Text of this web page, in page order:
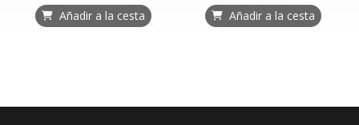
Añadir a la cesta Añadir a la cesta